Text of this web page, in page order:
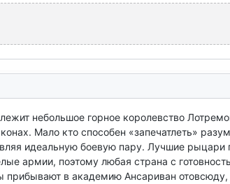
небольшое горное королевство
Мало кто способен «запечатлеть»
идеальную боевую пару. Лучшие рыцари
армии, поэтому любая страна с
прибывают в академию Ансариван